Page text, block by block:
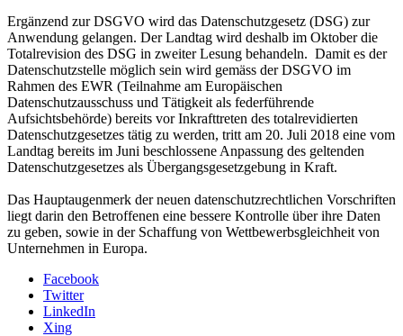
Ergänzend zur DSGVO wird das Datenschutzgesetz (DSG) zur
Anwendung gelangen. Der Landtag wird deshalb im Oktober die
Totalrevision des DSG in zweiter Lesung behandeln. Damit es der
Datenschutzstelle möglich sein wird gemäss der DSGVO im
Rahmen des EWR (Teilnahme am Europäischen
Datenschutzausschuss und Tätigkeit als federführende
Aufsichtsbehörde) bereits vor Inkrafttreten des totalrevidierten
Datenschutzgesetzes tätig zu werden, tritt am 20. Juli 2018 eine vom
Landtag bereits im Juni beschlossene Anpassung des geltenden
Datenschutzgesetzes als Übergangsgesetzgebung in Kraft.
Das Hauptaugenmerk der neuen datenschutzrechtlichen Vorschriften
liegt darin den Betroffenen eine bessere Kontrolle über ihre Daten
zu geben, sowie in der Schaffung von Wettbewerbsgleichheit von
Unternehmen in Europa.
Facebook
Twitter
LinkedIn
Xing